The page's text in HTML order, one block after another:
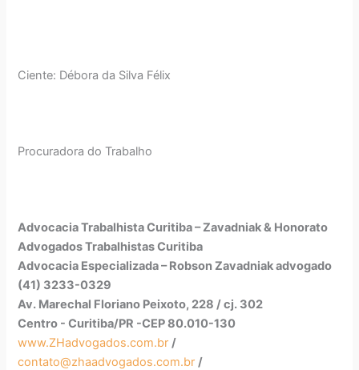
Ciente: Débora da Silva Félix
Procuradora do Trabalho
Advocacia Trabalhista Curitiba – Zavadniak & Honorato
Advogados Trabalhistas Curitiba
Advocacia Especializada – Robson Zavadniak advogado
(41) 3233-0329
Av. Marechal Floriano Peixoto, 228 / cj. 302
Centro - Curitiba/PR -CEP 80.010-130
www.ZHadvogados.com.br /
contato@zhaadvogados.com.br /